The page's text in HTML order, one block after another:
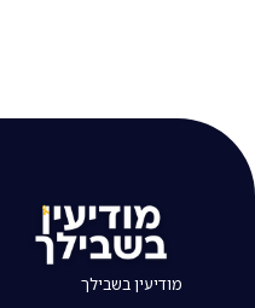
מודיעין בשבילך